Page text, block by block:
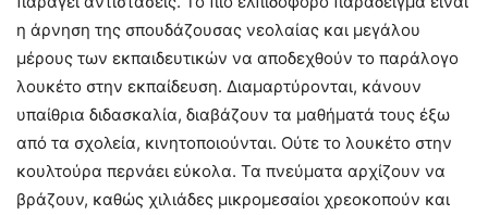
η άρνηση της σπουδάζουσας νεολαίας και μεγάλου
μέρους των εκπαιδευτικών να αποδεχθούν το παράλογο
λουκέτο στην εκπαίδευση. Διαμαρτύρονται, κάνουν
υπαίθρια διδασκαλία, διαβάζουν τα μαθήματά τους έξω
από τα σχολεία, κινητοποιούνται. Ούτε το λουκέτο στην
κουλτούρα περνάει εύκολα. Τα πνεύματα αρχίζουν να
βράζουν, καθώς χιλιάδες μικρομεσαίοι χρεοκοπούν και